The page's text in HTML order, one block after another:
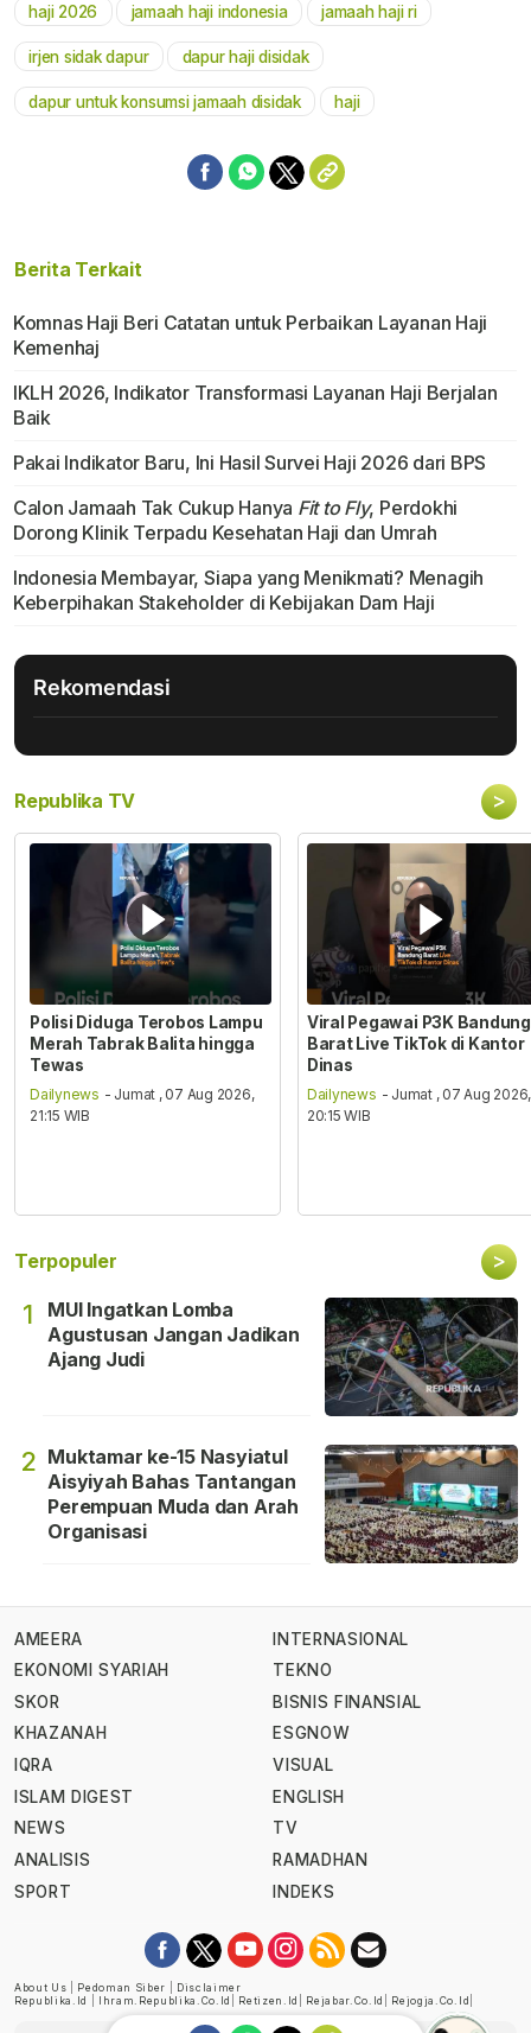
haji 2026 jamaah haji indonesia jamaah haji ri
irjen sidak dapur dapur haji disidak
dapur untuk konsumsi jamaah disidak haji
Berita Terkait
Komnas Haji Beri Catatan untuk Perbaikan Layanan Haji
Kemenhaj
IKLH 2026, Indikator Transformasi Layanan Haji Berjalan
Baik
Pakai Indikator Baru, Ini Hasil Survei Haji 2026 dari BPS
Calon Jamaah Tak Cukup Hanya Fit to Fly, Perdokhi
Dorong Klinik Terpadu Kesehatan Haji dan Umrah
Indonesia Membayar, Siapa yang Menikmati? Menagih
Keberpihakan Stakeholder di Kebijakan Dam Haji
Rekomendasi
Republika TV >
Polisi Diduga Terobos Lampu
Merah Tabrak Balita hingga
Tewas
Dailynews - Jumat , 07 Aug 2026,
21:15 WIB
Viral Pegawai P3K Bandung
Barat Live TikTok di Kantor
Dinas
Dailynews - Jumat , 07 Aug 2026,
20:15 WIB
Terpopuler >
1
MUI Ingatkan Lomba
Agustusan Jangan Jadikan
Ajang Judi
2 Muktamar ke-15 Nasyiatul
Aisyiyah Bahas Tantangan
Perempuan Muda dan Arah
Organisasi
AMEERA
EKONOMI SYARIAH
SKOR
KHAZANAH
IQRA
ISLAM DIGEST
NEWS
ANALISIS
SPORT
INTERNASIONAL
TEKNO
BISNIS FINANSIAL
ESGNOW
VISUAL
ENGLISH
TV
RAMADHAN
INDEKS
About Us Pedoman Siber
Disclaimer
Republika.id
Ihram.republika.co.id Retizen.id Rejabar.co.id Rejogja.co.id